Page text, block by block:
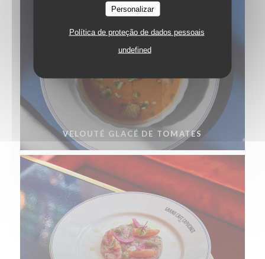
Personalizar
Política de proteção de dados pessoais
undefined
VELOUTÉ GLACÉ DE TOMATES